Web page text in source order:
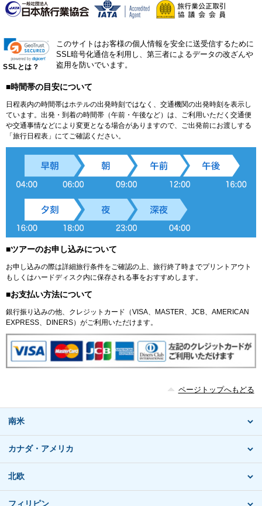
SSLとは？
このサイトはお客様の個人情報を安全に送受信するために
SSL暗号化通信を利用し、第三者によるデータの改ざんや
盗用を防いでいます。
■時間帯の目安について
日程表内の時間帯はホテルの出発時刻ではなく、交通機関の出発時刻を表示し
ています。出発・到着の時間帯（午前・午後など）は、ご利用いただく交通便
や交通事情などにより変更となる場合がありますので、ご出発前にお渡しする
「旅行日程表」にてご確認ください。
■ツアーのお申し込みについて
お申し込みの際は詳細旅行条件をご確認の上、旅行終了時までプリントアウト
もしくはハードディスク内に保存される事をおすすめします。
■お支払い方法について
銀行振り込みの他、クレジットカード（VISA、MASTER、JCB、AMERICAN
EXPRESS、DINERS）がご利用いただけます。
ページトップへもどる
南米
カナダ・アメリカ
北欧
フィリピン